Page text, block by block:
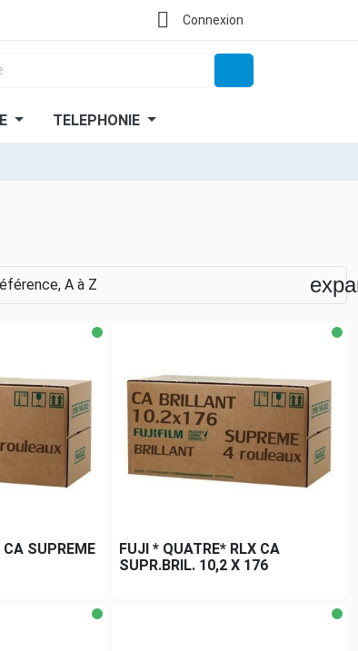
 Connexion
TELEPHONIE
A à Z
SUPREME
FUJI * QUATRE* RLX CA
SUPR.BRIL. 10,2 X 176